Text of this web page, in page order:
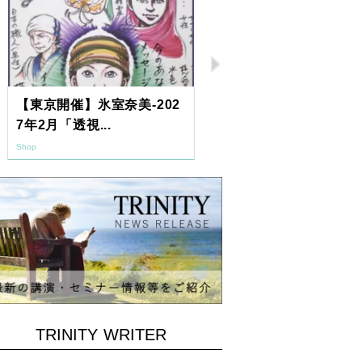
【東京開催】氷室奈美-202
7年2月「透視...
Shop
TRINITY WRITER